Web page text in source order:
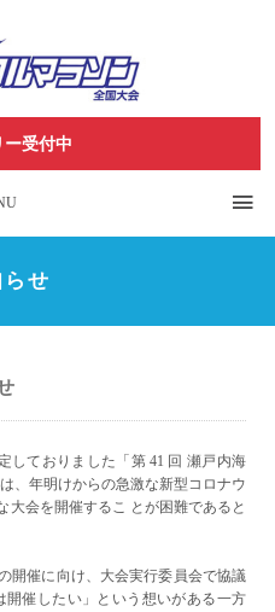
ー受付中
せ
しておりました「第 41 回 瀬戸内海
、年明けからの急激な新型コロナウ
大会を開催するこ とが困難であると
開催に向け、大会実行委員会で協議
催したい」という想いがある一方